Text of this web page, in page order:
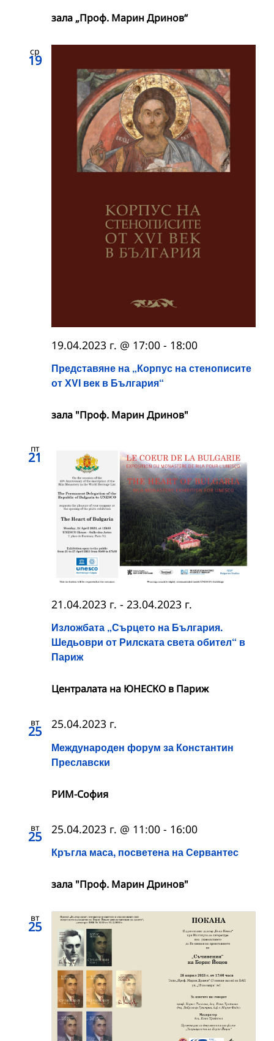
зала „Проф. Марин Дринов“
ср
19
Представяне на „Корпус на стенописите
от ХVІ век в България“
19.04.2023 г. @ 17:00 - 18:00
зала "Проф. Марин Дринов"
пт
21
Изложбата „Сърцето на България.
Шедьоври от Рилската света обител“ в
Париж
21.04.2023 г. - 23.04.2023 г.
Централата на ЮНЕСКО в Париж
вт
25
Международен форум за Константин
Преславски
25.04.2023 г.
РИМ-София
вт
25
Кръгла маса, посветена на Сервантес
25.04.2023 г. @ 11:00 - 16:00
зала "Проф. Марин Дринов"
вт
25